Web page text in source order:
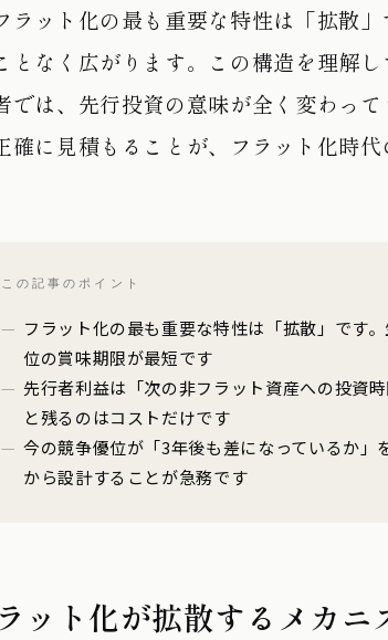
ラット化の最も重要な特性は「拡散
となく広がります。この構造を理解
では、先行投資の意味が全く変わっ
確に見積もることが、フラット化時代
この記事のポイント
フラット化の最も重要な特性は「拡散」です
位の賞味期限が最短です
先行者利益は「次の非フラット資産への投資
と残るのはコストだけです
今の競争優位が「3年後も差になっているか
から設計することが急務です
ット化が拡散するメカニ